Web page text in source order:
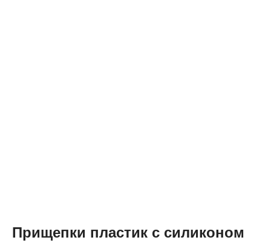
Прищепки пластик с силиконом